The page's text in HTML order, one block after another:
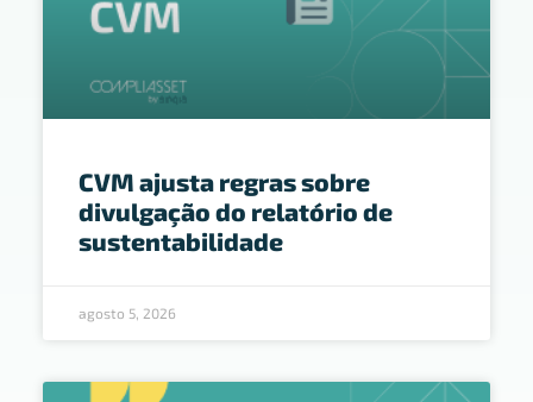
CVM ajusta regras sobre
divulgação do relatório de
sustentabilidade
agosto 5, 2026